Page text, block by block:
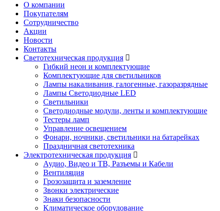
О компании
Покупателям
Сотрудничество
Акции
Новости
Контакты
Светотехническая продукция
Гибкий неон и комплектующие
Комплектующие для светильников
Лампы накаливания, галогенные, газоразрядные
Лампы Светодиодные LED
Светильники
Светодиодные модули, ленты и комплектующие
Тестеры ламп
Управление освещением
Фонари, ночники, светильники на батарейках
Праздничная светотехника
Электротехническая продукция
Аудио, Видео и ТВ, Разъемы и Кабели
Вентиляция
Грозозащита и заземление
Звонки электрические
Знаки безопасности
Климатическое оборудование